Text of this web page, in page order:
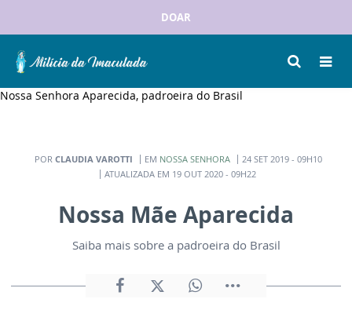
Nossa Senhora Aparecida, padroeira do Brasil
DOAR
POR CLAUDIA VAROTTI EM NOSSA SENHORA
24 SET 2019 - 09H10
ATUALIZADA EM 19 OUT 2020 - 09H22
Nossa Mãe Aparecida
Saiba mais sobre a padroeira do Brasil